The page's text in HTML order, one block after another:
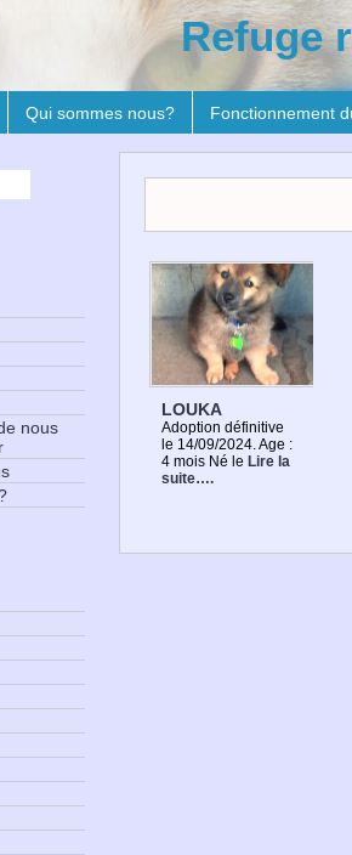
Refuge
Qui sommes nous? Fonctionnement
LOUKA
Adoption définitive
le 14/09/2024. Age :
4 mois Né le Lire la
suite….
nous